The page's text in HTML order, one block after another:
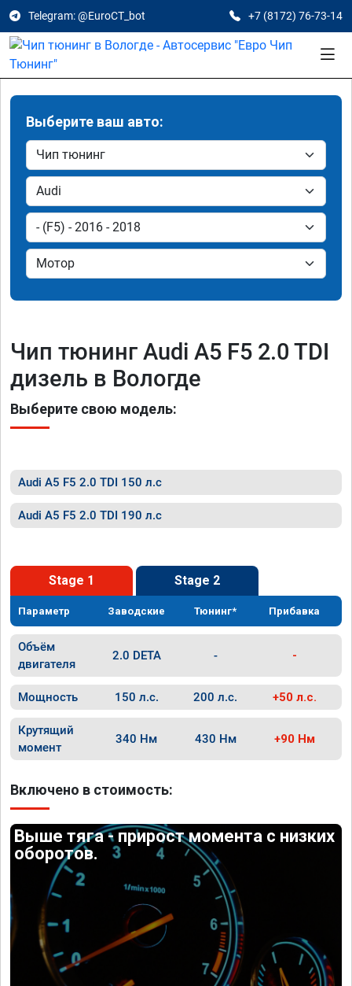
Telegram: @EuroCT_bot +7 (8172) 76-73-14
Выберите ваш авто:
Чип тюнинг Audi A5 F5 2.0 TDI
дизель в Вологде
Выберите свою модель:
Audi A5 F5 2.0 TDI 150 л.с
Audi A5 F5 2.0 TDI 190 л.с
Stage 1 Stage 2
Параметр Заводские Тюнинг* Прибавка
Объём
двигателя
2.0 DETA - -
Мощность 150 л.с. 200 л.с. +50 л.с.
Крутящий
момент
340 Нм 430 Нм +90 Нм
Включено в стоимость:
Выше тяга - прирост момента с низких
оборотов.